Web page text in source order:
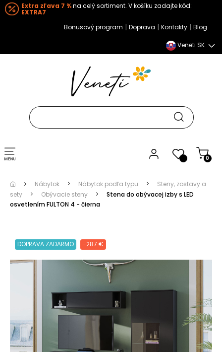
Extra zľava 7 %na celý sortiment. V košíku zadajte kód:
EXTRA7
Bonusový program | Doprava | Kontakty | Blog
Veneti SK
0
Toggle navigation
Nábytok Nábytok podľa typu
Steny, zostavy a
sety
Obývacie steny
Stena do obývacej izby s LED
osvetlením FULTON 4 - čierna
DOPRAVA ZADARMO -287 €